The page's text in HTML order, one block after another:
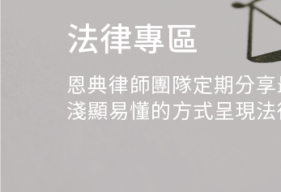
法律專區
恩典律師團隊定期分
淺顯易懂的方式呈現